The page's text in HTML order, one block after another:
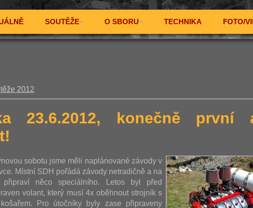
SOUTĚŽE O SBORU TECHNIKA FOTO/
2012
23.6.2012, konečně první
sobotu jsme měli naplánované závody v
Místní SDH pořádá závody netradičně a na
něco speciálního. Letos byl před
volant, který musí 4x oběhnout strojník s
Pro útočníky byly zase připraveny